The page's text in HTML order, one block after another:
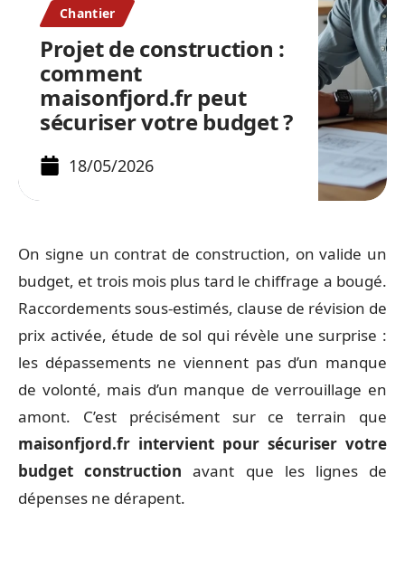
Chantier
Projet de construction :
comment
maisonfjord.fr peut
sécuriser votre budget ?
18/05/2026
On signe un contrat de construction, on valide un
budget, et trois mois plus tard le chiffrage a bougé.
Raccordements sous-estimés, clause de révision de
prix activée, étude de sol qui révèle une surprise :
les dépassements ne viennent pas d’un manque
de volonté, mais d’un manque de verrouillage en
amont. C’est précisément sur ce terrain que
maisonfjord.fr intervient pour sécuriser votre
budget construction avant que les lignes de
dépenses ne dérapent.